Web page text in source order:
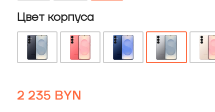
Цвет корпуса
2 235 BYN